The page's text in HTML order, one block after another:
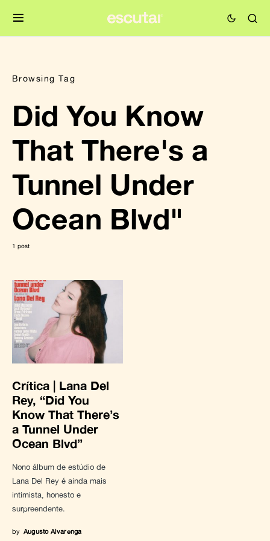
Browsing Tag
Did You Know
That There's a
Tunnel Under
Ocean Blvd"
1 post
Crítica | Lana Del
Rey, “Did You
Know That There’s
a Tunnel Under
Ocean Blvd”
Nono álbum de estúdio de
Lana Del Rey é ainda mais
intimista, honesto e
surpreendente.
by Augusto Alvarenga